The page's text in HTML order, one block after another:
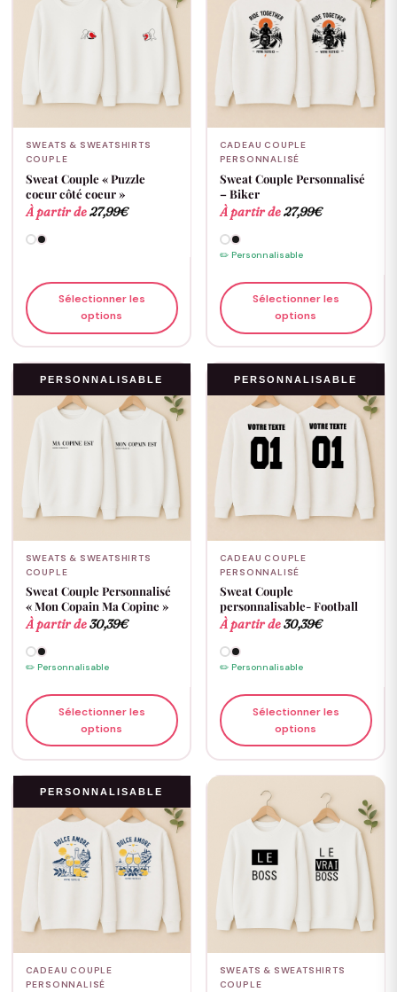
SWEATS & SWEATSHIRTS
COUPLE
Sweat Couple « Puzzle
coeur côté coeur »
À partir de27,99€
Sélectionner les
options
CADEAU COUPLE
PERSONNALISÉ
Sweat Couple Personnalisé
– Biker
À partir de27,99€
✏️ Personnalisable
Sélectionner les
options
PERSONNALISABLE
SWEATS & SWEATSHIRTS
COUPLE
Sweat Couple Personnalisé
« Mon Copain Ma Copine »
À partir de30,39€
✏️ Personnalisable
Sélectionner les
options
PERSONNALISABLE
CADEAU COUPLE
PERSONNALISÉ
Sweat Couple
personnalisable- Football
À partir de30,39€
✏️ Personnalisable
Sélectionner les
options
PERSONNALISABLE
CADEAU COUPLE
PERSONNALISÉ
SWEATS & SWEATSHIRTS
COUPLE